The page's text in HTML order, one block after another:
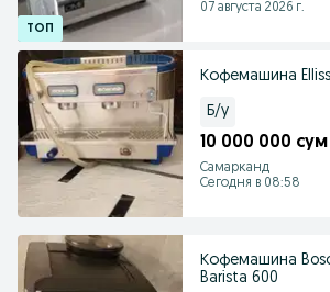
07 августа 2026 г.
Кофемашина
Б/у
10 000 000 сум
Самарканд
Сегодня в 08:58
Кофемашина
Barista 600